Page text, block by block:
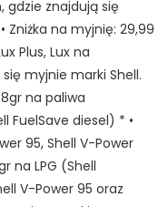
gdzie znajdują się
Zniżka na myjnię: 29,99
Plus, Lux na
myjnie marki Shell.
na paliwa
FuelSave diesel) * •
95, Shell V-Power
na LPG (Shell
V-Power 95 oraz